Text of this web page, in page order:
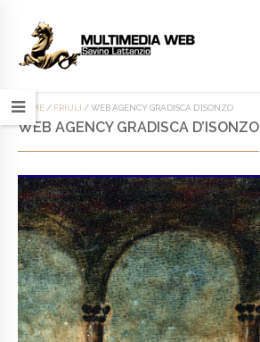
HOME / FRIULI /WEB AGENCY GRADISCA D’ISONZO
WEB AGENCY GRADISCA D’ISONZO